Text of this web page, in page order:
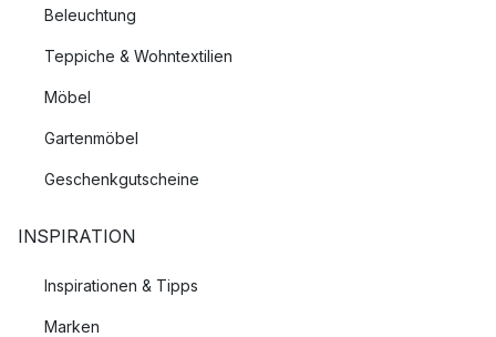
Beleuchtung
Teppiche & Wohntextilien
Möbel
Gartenmöbel
Geschenkgutscheine
INSPIRATION
Inspirationen & Tipps
Marken